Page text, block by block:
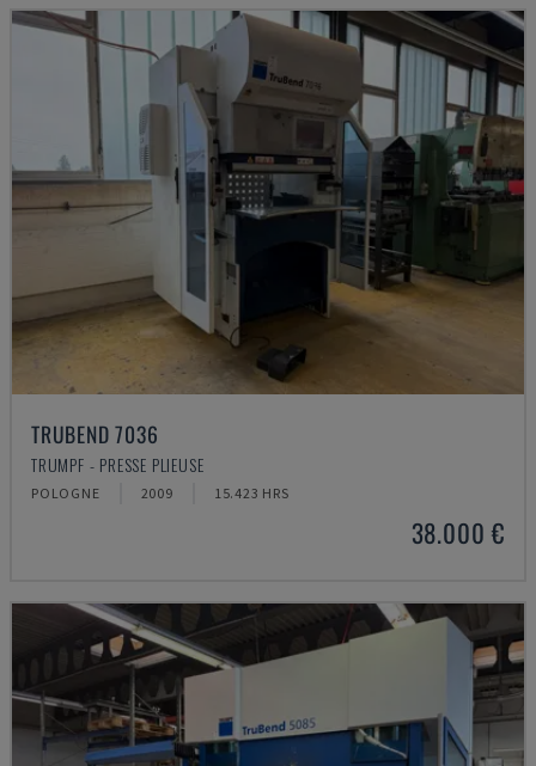
TRUBEND 7036
TRUMPF - PRESSE PLIEUSE
POLOGNE 2009 15.423 HRS
38.000 €